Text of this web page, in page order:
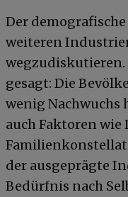
Der
weiteren
wegzudiskutieren.
gesagt: Die
wenig Nachwuchs
auch Faktoren
der ausgeprägte
Bedürfnis nach